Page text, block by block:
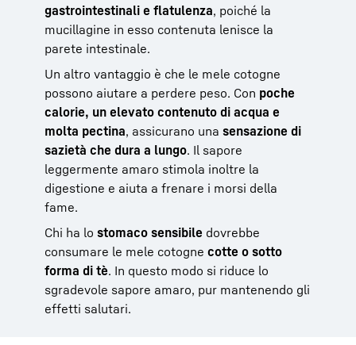
gastrointestinali e flatulenza, poiché la
mucillagine in esso contenuta lenisce la
parete intestinale.
Un altro vantaggio è che le mele cotogne
possono aiutare a perdere peso. Con poche
calorie, un elevato contenuto di acqua e
molta pectina, assicurano una sensazione di
sazietà che dura a lungo. Il sapore
leggermente amaro stimola inoltre la
digestione e aiuta a frenare i morsi della
fame.
Chi ha lo stomaco sensibile dovrebbe
consumare le mele cotogne cotte o sotto
forma di tè. In questo modo si riduce lo
sgradevole sapore amaro, pur mantenendo gli
effetti salutari.